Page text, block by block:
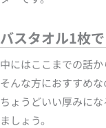
バスタオル1枚
中にはここまでの話
そんな方におすすめな
ちょうどいい厚みに
ましょう。